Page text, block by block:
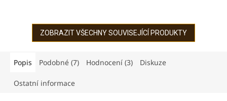
použitelný. Má jemně...
Příjemně osvěží a...
ZOBRAZIT VŠECHNY SOUVISEJÍCÍ PRODUKTY
Popis Podobné (7) Hodnocení (3) Diskuze
Ostatní informace